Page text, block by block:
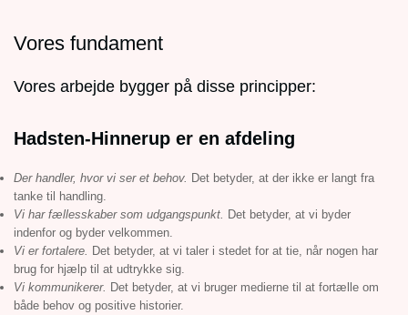
Vores fundament
Vores arbejde bygger på disse principper:
Hadsten-Hinnerup er en afdeling
Der handler, hvor vi ser et behov. Det betyder, at der ikke er langt fra
tanke til handling.
Vi har fællesskaber som udgangspunkt. Det betyder, at vi byder
indenfor og byder velkommen.
Vi er fortalere. Det betyder, at vi taler i stedet for at tie, når nogen har
brug for hjælp til at udtrykke sig.
Vi kommunikerer. Det betyder, at vi bruger medierne til at fortælle om
både behov og positive historier.